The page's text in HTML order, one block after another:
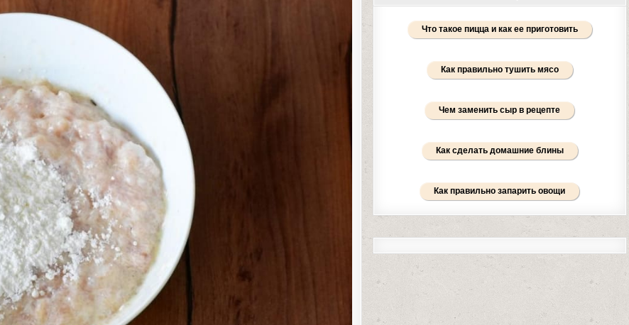
Что такое пицца и как ее приготовить
Как правильно тушить мясо
Чем заменить сыр в рецепте
Как сделать домашние блины
Как правильно запарить овощи